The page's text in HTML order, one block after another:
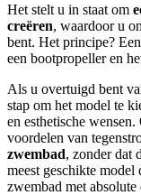
Het stelt u in staat om
creëren, waardoor u
bent. Het principe?
een bootpropeller en
Als u overtuigd bent
stap om het model te
en esthetische
voordelen van
zwembad, zonder dat
meest geschikte
zwembad met absolute